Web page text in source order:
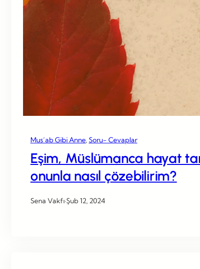
Mus’ab Gibi Anne, Soru- Cevaplar
Eşim, Müslümanca hayat
onunla nasıl çözebilirim?
Sena Vakfı·Şub 12, 2024